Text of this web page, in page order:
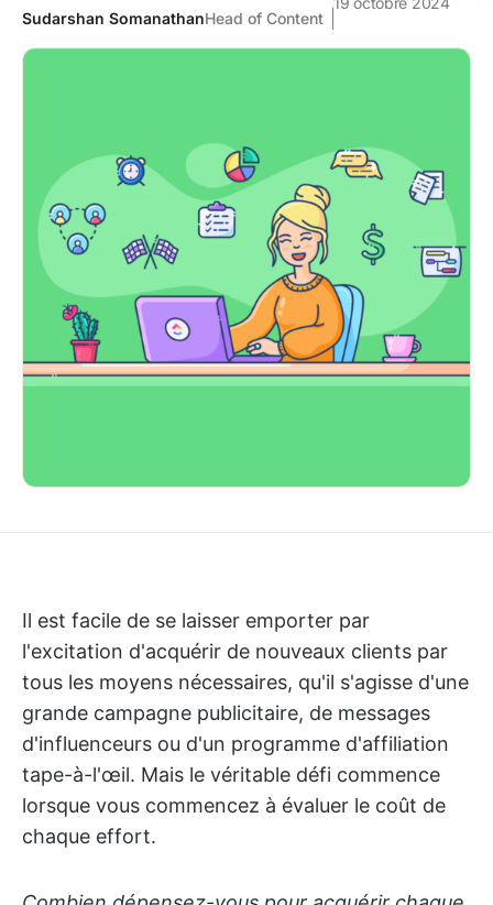
Sudarshan SomanathanHead of Content
Il est facile de se laisser emporter par
l'excitation d'acquérir de nouveaux clients par
tous les moyens nécessaires, qu'il s'agisse d'une
grande campagne publicitaire, de messages
d'influenceurs ou d'un programme d'affiliation
tape-à-l'œil. Mais le véritable défi commence
lorsque vous commencez à évaluer le coût de
chaque effort.